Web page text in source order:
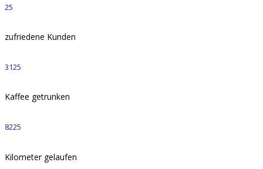
25
zufriedene Kunden
3125
Kaffee getrunken
8225
Kilometer gelaufen